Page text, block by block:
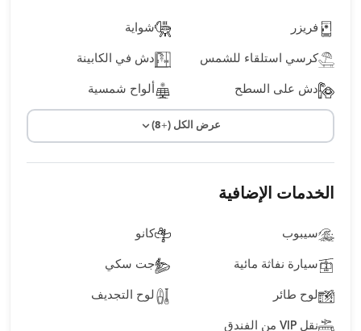
فريزر شواية
كرسي استلقاء للشمس دش في الكابينة
دش على السطح ألواح شمسية
عرض الكل (+8)
الخدمات الإضافية
سيبوب كانو
سيارة نفاثة مائية جت سكي
لوح طائر لوح التجديف
نقل VIP من الفندق